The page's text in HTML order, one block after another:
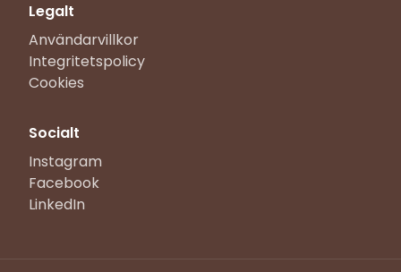
Legalt
Användarvillkor
Integritetspolicy
Cookies
Socialt
Instagram
Facebook
LinkedIn